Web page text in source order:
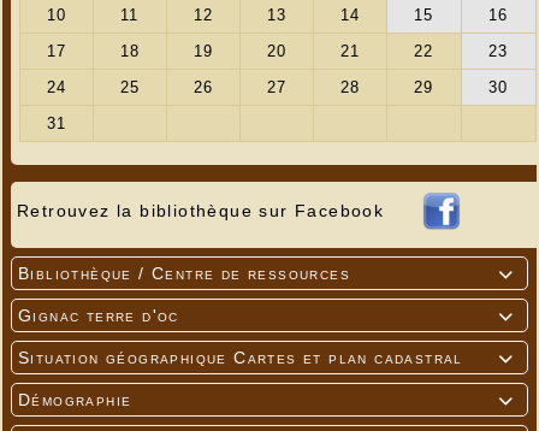
Retrouvez la bibliothèque sur Facebook

Bibliothèque / Centre de ressources

Gignac terre d'oc

Situation géographique Cartes et plan cadastral

Démographie